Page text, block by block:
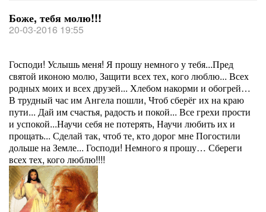
Боже, тебя молю!!!
20-03-2016 19:55
Господи! Услышь меня! Я прошу немного у тебя...Пред
святой иконою молю, Защити всех тех, кого люблю... Всех
родных моих и всех друзей... Хлебом накорми и обогрей…
В трудный час им Ангела пошли, Чтоб сберёг их на краю
пути... Дай им счастья, радость и покой... Все грехи прости
и успокой...Научи себя не потерять, Научи любить их и
прощать... Сделай так, чтоб те, кто дорог мне Погостили
дольше на Земле... Господи! Немного я прошу… Сбереги
всех тех, кого люблю!!!!